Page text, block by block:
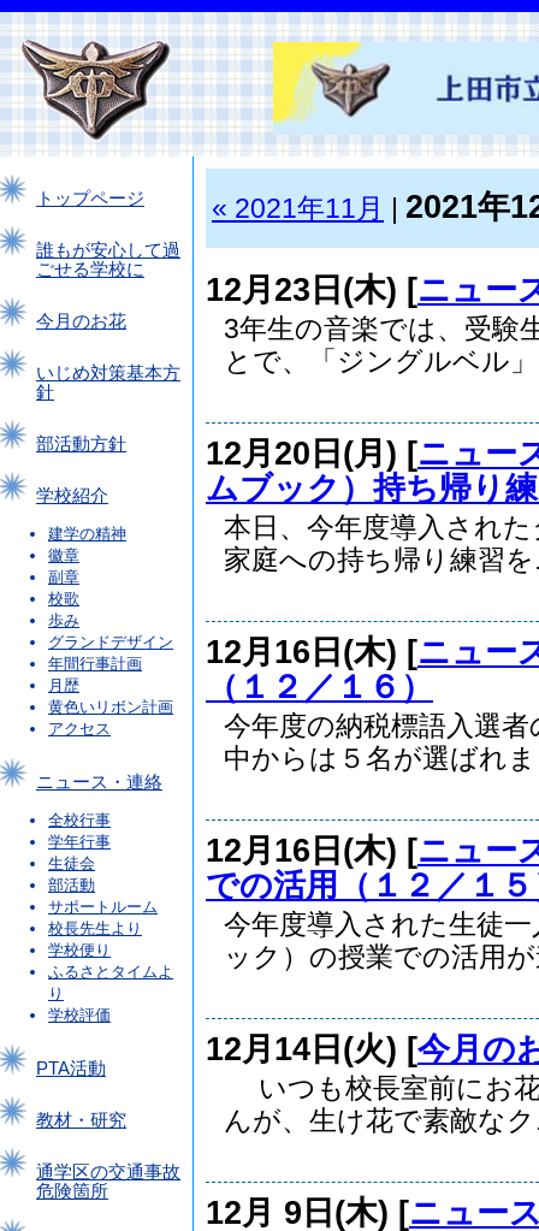
トップページ
誰もが安心して過
ごせる学校に
今月のお花
いじめ対策基本方
針
部活動方針
学校紹介
建学の精神
徽章
副章
校歌
歩み
グランドデザイン
年間行事計画
月歴
黄色いリボン計画
アクセス
ニュース・連絡
全校行事
学年行事
生徒会
部活動
サポートルーム
校長先生より
学校便り
ふるさとタイムよ
り
学校評価
PTA活動
教材・研究
通学区の交通事故
危険箇所
« 2021年11月 2021年
12月23日(木) [ニュー
3年生の音楽では、受験
とで、「ジングルベル
12月20日(月) [ニュー
ムブック）持ち帰り
本日、今年度導入され
家庭への持ち帰り練習を
12月16日(木) [ニュー
（１２／１６）
今年度の納税標語入選
中からは５名が選ばれ
12月16日(木) [ニュー
での活用（１２／１
今年度導入された生徒
ック）の授業での活用
12月14日(火) [今月の
いつも校長室前にお
んが、生け花で素敵な
12月 9日(木) [ニュー